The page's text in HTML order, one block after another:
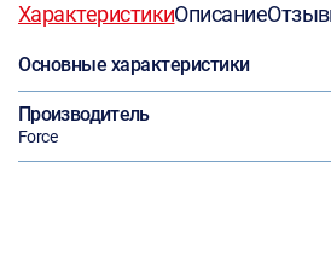
ХарактеристикиОписание
Основные характеристики
Производитель
Force